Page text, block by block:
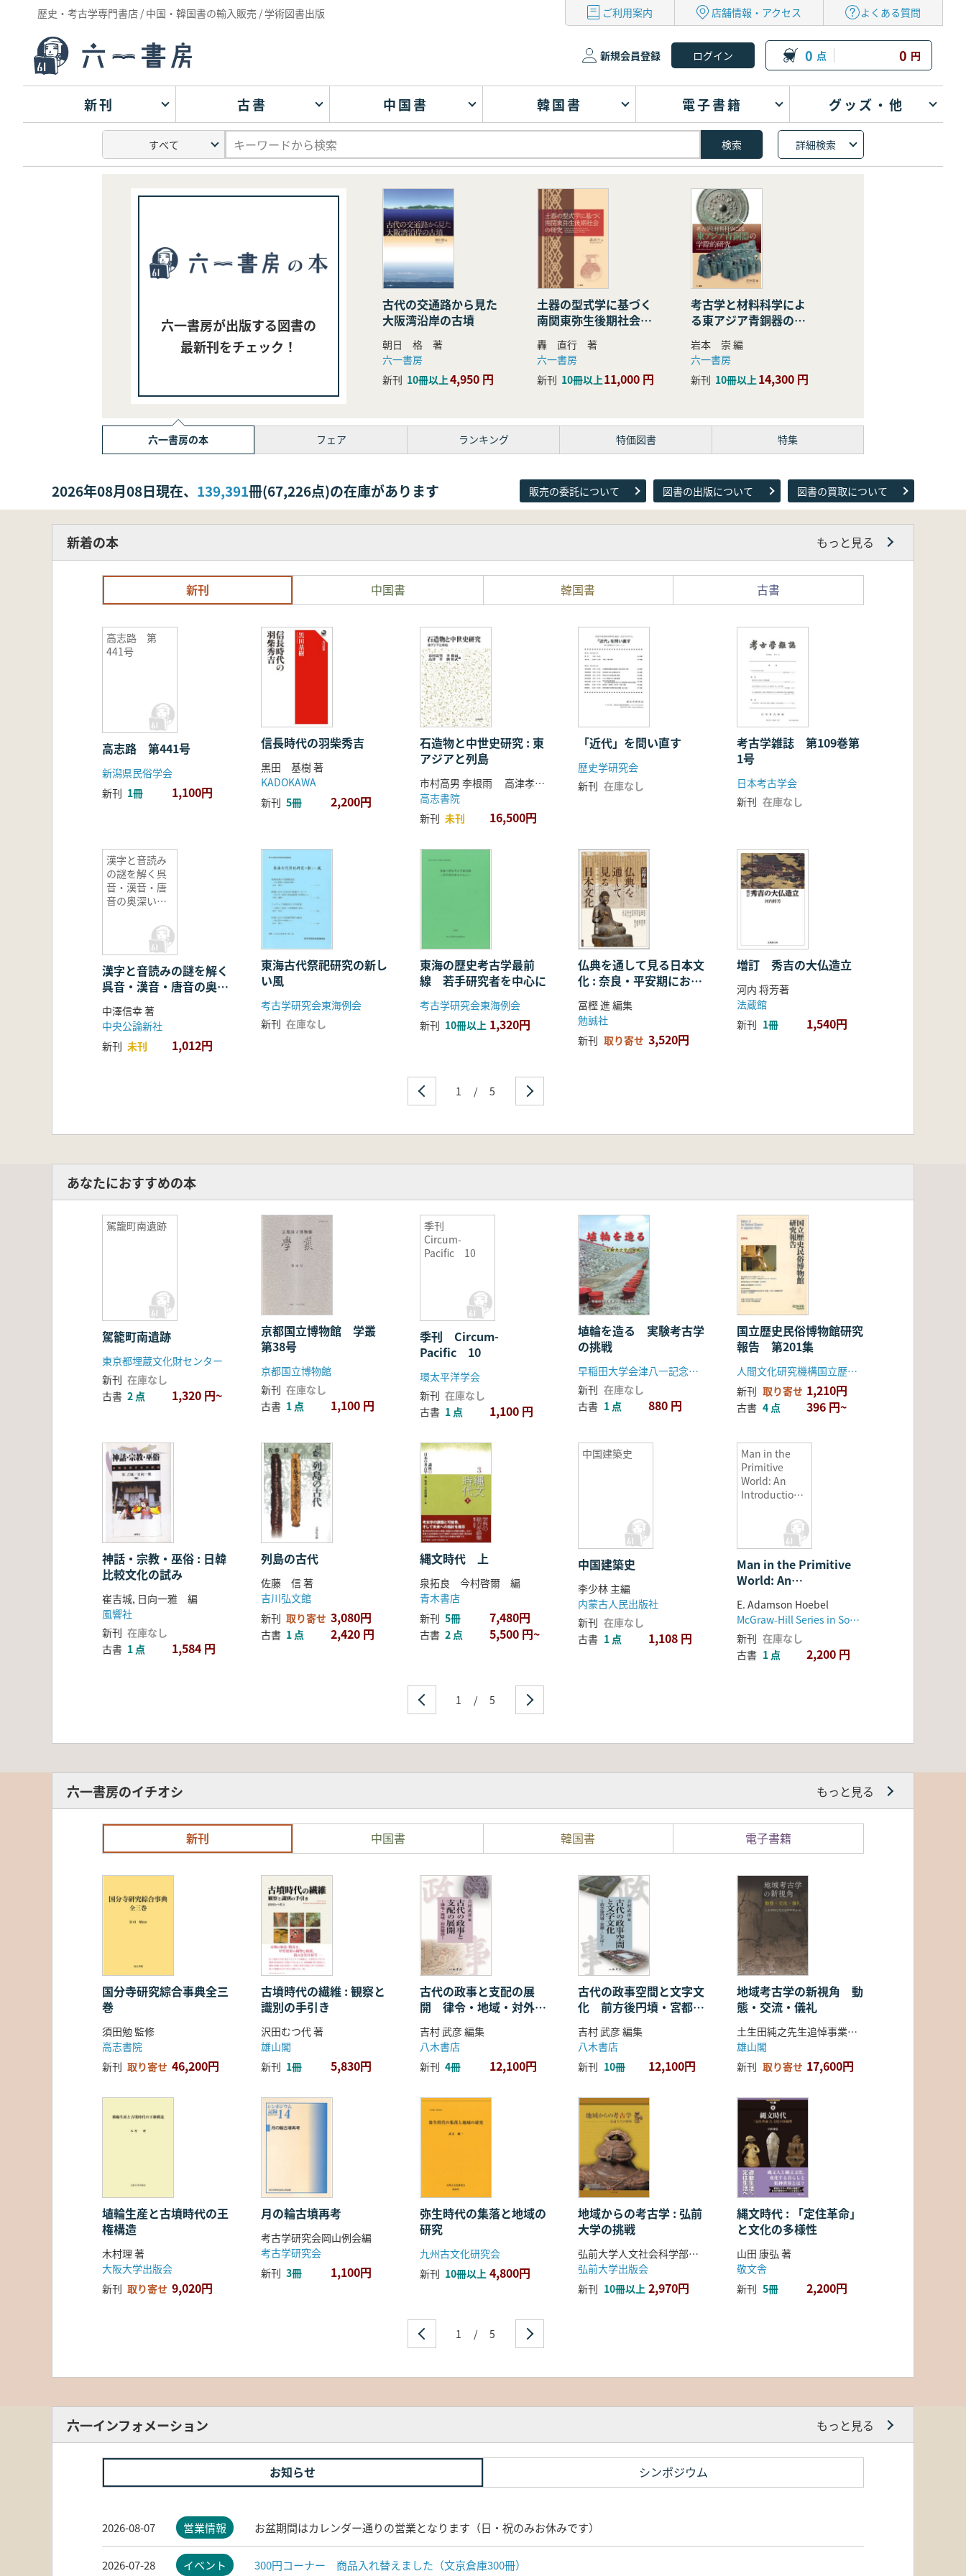
歴史・考古学専門書店 / 中国・韓国書の輸入販売 / 学術図書出版 ご利用案内 店舗情報・アクセス よくある質問
新規会員登録 0 点 0 円
新刊 古書 中国書 韓国書 電子書籍 グッズ・他
詳細検索
六一書房が出版する図書の
最新刊をチェック！
古代の交通路から見た
大阪湾沿岸の古墳
朝日 格 著
六一書房
新刊 10冊以上4,950 円
土器の型式学に基づく
南関東弥生後期社会の
研究
轟 直行 著
六一書房
新刊 10冊以上11,000 円
考古学と材料科学によ
る東アジア青銅器の学
際的研究
岩本 崇 編
六一書房
新刊 10冊以上14,300 円
六一書房の本 フェア ランキング 特価図書 特集
2026年08月08日現在、 139,391冊(67,226点)の在庫があります 販売の委託について 図書の出版について 図書の買取について
新着の本 もっと見る
新刊 中国書 韓国書 古書
高志路 第
441号
高志路 第441号
新潟県民俗学会
新刊 1冊 1,100円
信長時代の羽柴秀吉
黒田 基樹 著
KADOKAWA
新刊 5冊 2,200円
石造物と中世史研究 : 東
アジアと列島
市村高男 李根雨 高津孝 劉恒武 編
高志書院
新刊 未刊 16,500円
「近代」を問い直す
歴史学研究会
新刊 在庫なし
考古学雑誌 第109巻第
1号
日本考古学会
新刊 在庫なし
漢字と音読み
の謎を解く呉
音・漢音・唐
音の奥深い世
漢字と音読みの謎を解く
呉音・漢音・唐音の奥深
い世界
中澤信幸 著
中央公論新社
新刊 未刊 1,012円
東海古代祭祀研究の新し
い風
考古学研究会東海例会
新刊 在庫なし
東海の歴史考古学最前
線 若手研究者を中心に
考古学研究会東海例会
新刊 10冊以上 1,320円
仏典を通して見る日本文
化 : 奈良・平安期におけ
る仏教の受容・融合・展
開
冨樫 進 編集
勉誠社
新刊 取り寄せ 3,520円
増訂 秀吉の大仏造立
河内 将芳著
法蔵館
新刊 1冊 1,540円
1 / 5
あなたにおすすめの本
駕籠町南遺跡
駕籠町南遺跡
東京都埋蔵文化財センター
新刊 在庫なし
古書 2 点 1,320 円~
京都国立博物館 学叢
第38号
京都国立博物館
新刊 在庫なし
古書 1 点 1,100 円
季刊
Circum-
Pacific 10
季刊 Circum-
Pacific 10
環太平洋学会
新刊 在庫なし
古書 1 点 1,100 円
埴輪を造る 実験考古学
の挑戦
早稲田大学会津八一記念博物館
新刊 在庫なし
古書 1 点 880 円
国立歴史民俗博物館研究
報告 第201集
人間文化研究機構国立歴史民俗博物館
新刊 取り寄せ 1,210円
古書 4 点 396 円~
神話・宗教・巫俗 : 日韓
比較文化の試み
崔吉城, 日向一雅 編
風響社
新刊 在庫なし
古書 1 点 1,584 円
列島の古代
佐藤 信 著
吉川弘文館
新刊 取り寄せ 3,080円
古書 1 点 2,420 円
縄文時代 上
泉拓良 今村啓爾 編
青木書店
新刊 5冊 7,480円
古書 2 点 5,500 円~
中国建築史
中国建築史
李少林 主編
内蒙古人民出版社
新刊 在庫なし
古書 1 点 1,108 円
Man in the
Primitive
World: An
Introduction
Anthropology
(原始世界の人
間 人類学入門)
Man in the Primitive
World: An
Introduction to
Anthropology(原始世
界の人間 人類学入門)
E. Adamson Hoebel
McGraw-Hill Series in Sociology
新刊 在庫なし
古書 1 点 2,200 円
1 / 5
六一書房のイチオシ もっと見る
新刊 中国書 韓国書 電子書籍
国分寺研究綜合事典全三
巻
須田勉 監修
高志書院
新刊 取り寄せ 46,200円
古墳時代の繊維 : 観察と
識別の手引き
沢田むつ代 著
雄山閣
新刊 1冊 5,830円
古代の政事と支配の展
開 律令・地域・対外関
係
吉村 武彦 編集
八木書店
新刊 4冊 12,100円
古代の政事空間と文字文
化 前方後円墳・宮都・
ことば
吉村 武彦 編集
八木書店
新刊 10冊 12,100円
地域考古学の新視角 動
態・交流・儀礼
土生田純之先生追悼事業会 編
雄山閣
新刊 取り寄せ 17,600円
埴輪生産と古墳時代の王
権構造
木村理 著
大阪大学出版会
新刊 取り寄せ 9,020円
月の輪古墳再考
考古学研究会岡山例会編
考古学研究会
新刊 3冊 1,100円
弥生時代の集落と地域の
研究
九州古文化研究会
新刊 10冊以上 4,800円
地域からの考古学 : 弘前
大学の挑戦
弘前大学人文社会科学部北日本考古学研究センター 編
弘前大学出版会
新刊 10冊以上 2,970円
縄文時代 : 「定住革命」
と文化の多様性
山田 康弘 著
敬文舎
新刊 5冊 2,200円
1 / 5
六一インフォメーション もっと見る
お知らせ シンポジウム
2026-08-07 営業情報 お盆期間はカレンダー通りの営業となります（日・祝のみお休みです）
2026-07-28 イベント 300円コーナー 商品入れ替えました（文京倉庫300冊）